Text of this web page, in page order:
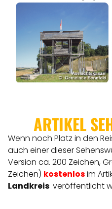
ARTIKEL
Wenn noch Platz in den
auch einer dieser
Version ca. 200 Zeichen,
Zeichen) kostenlosim
Landkreis veröffentlicht